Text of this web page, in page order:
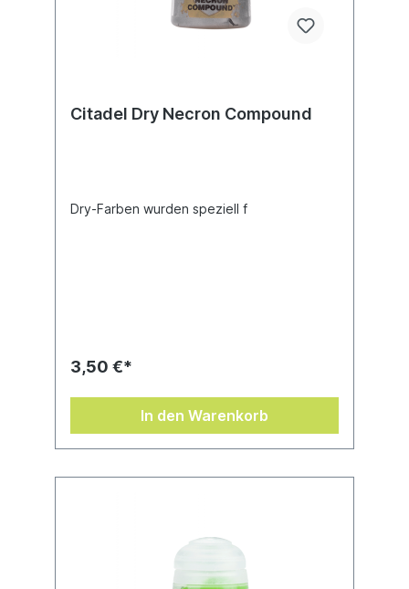
Citadel Dry Necron Compound
Dry-Farben wurden speziell f
3,50 €*
In den Warenkorb